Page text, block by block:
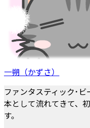
一朔（かずさ）
ファンタスティック･
本として流れてきて、
す。